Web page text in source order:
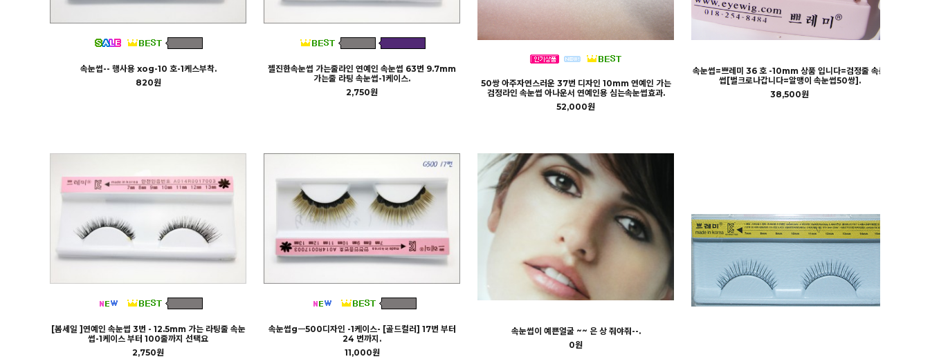
속눈썹-- 행사용 xog-10 호-1케스부착.
820원
젤진한속눈썹 가는줄라인 연예인 속눈썹 63번 9.7mm
가는줄 라팅 속눈썹-1케이스.
2,750원
50쌍 아주자연스러운 37번 디자인 10mm 연예인 가는
검정라인 속눈썹 아나운서 연예인용 심는속눈썹효과.
52,000원
속눈썹=쁘레미 36 호 -10mm 상품 입니다=검정줄 속눈
썹[벌크로나갑니다=알맹이 속눈썹50쌍].
38,500원
[봄세일 ]연예인 속눈썹 3번 - 12.5mm 가는 라팅줄 속눈
썹-1케이스 부터 100줄까지 선택요
2,750원
속눈썹gㅡ500디자인 -1케이스- [골드컬러] 17번 부터
24 번까지.
11,000원
속눈썹이 예쁜얼굴 ~~ 은 상 줘야줘--.
0원